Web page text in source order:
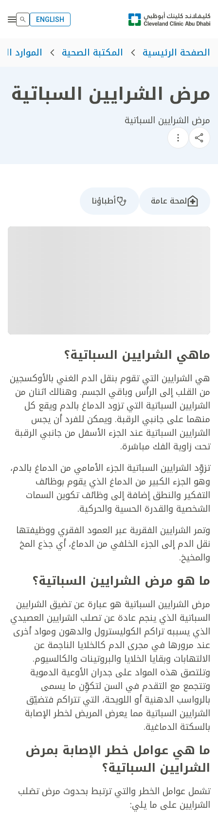
ENGLISH
الصفحة الرئيسية المكتبة الصحية الموارد
مرض الشرايين السباتية
مرض الشرايين السباتية
لمحة عامة أطباؤنا
ماهي الشرايين السباتية؟
هي الشرايين التي تقوم بنقل الدم الغني بالأوكسجين
من القلب إلى الرأس وباقي الجسم. وهنالك اثنان من
الشرايين السباتية التي تزود الدماغ بالدم ويقع كل
منهما على جانبي الرقبة. ويمكن للفرد أن يجس
الشرايين السباتية عند الجزء الأسفل من جانبي الرقبة
تحت زاوية الفك مباشرة.
تزوِّد الشرايين السباتية الجزء الأمامي من الدماغ بالدم،
وهو الجزء الكبير من الدماغ الذي يقوم بوظائف
التفكير والنطق إضافة إلى وظائف تكوين السمات
الشخصية والقدرة الحسية والحركية.
وتمر الشرايين الفقرية عبر العمود الفقري ووظيفتها
نقل الدم إلى الجزء الخلفي من الدماغ، أي جذع المخ
والمخيخ.
ما هو مرض الشرايين السباتية؟
مرض الشرايين السباتية هو عبارة عن تضيق الشرايين
السباتية الذي ينجم عادة عن تصلب الشرايين العصيدي
الذي يسببه تراكم الكوليسترول والدهون ومواد أخرى
عند مرورها في مجرى الدم كالخلايا الناجمة عن
الالتهابات وبقايا الخلايا والبروتينات والكالسيوم.
وتلتصق هذه المواد على جدران الأوعية الدموية
وتتجمع مع التقدم في السن لتكوِّن ما يسمى
بالرواسب الدهنية أو اللويحة، التي تتراكم فتضيّق
الشرايين السباتية مما يعرض المريض لخطر الإصابة
بالسكتة الدماغية.
ما هي عوامل خطر الإصابة بمرض
الشرايين السباتية؟
تشمل عوامل الخطر والتي ترتبط بحدوث مرض تصَلب
الشرايين على ما يلي: